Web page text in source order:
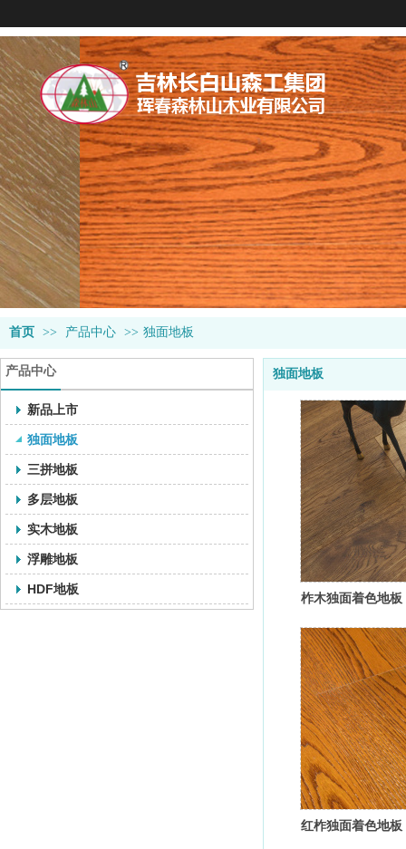
首页 >> 产品中心 >> 独面地板
产品中心
新品上市
独面地板
三拼地板
多层地板
实木地板
浮雕地板
HDF地板
独面地板
柞木独面着色地板
红柞独面着色地板